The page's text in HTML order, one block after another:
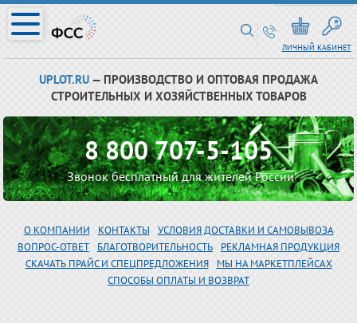
ЛИЧНЫЙ КАБИНЕТ
UPLOT.RU — ПРОИЗВОДСТВО И ОПТОВАЯ ПРОДАЖА
СТРОИТЕЛЬНЫХ И ХОЗЯЙСТВЕННЫХ ТОВАРОВ
8 800 707-5-105
Звонок бесплатный для жителей России
О КОМПАНИИ КОНТАКТЫ
УСЛОВИЯ ДОСТАВКИ И САМОВЫВОЗА
ВОПРОС-ОТВЕТ
БЛАГОТВОРИТЕЛЬНОСТЬ
РЕКЛАМНАЯ ПРОДУКЦИЯ
СКАЧАТЬ ПРАЙС И СПЕЦПРЕДЛОЖЕНИЯ
МЫ НА МАРКЕТПЛЕЙСАХ
СПОСОБЫ ОПЛАТЫ И ВОЗВРАТ